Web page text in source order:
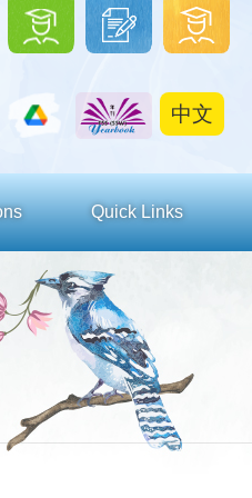
學
生
區
下
載
圖
書
中文
Quick Links